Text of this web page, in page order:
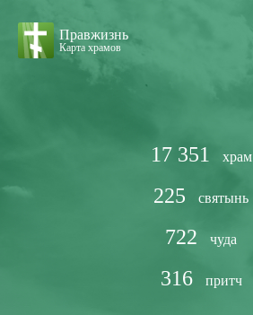
Правжизнь
Карта храмов
17 351 храм
225 святынь
722 чуда
316 притч